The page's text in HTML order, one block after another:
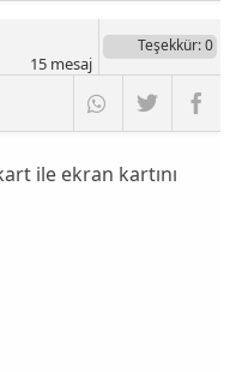
Teşekkür: 0
15mesaj
ile ekran kartını